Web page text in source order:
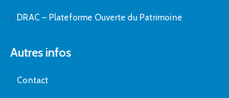
DRAC – Plateforme Ouverte du Patrimoine
Autres infos
Contact